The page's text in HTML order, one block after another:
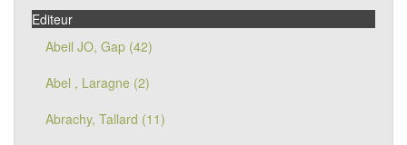
Editeur
Abeil JO, Gap (42)
Abel , Laragne (2)
Abrachy, Tallard (11)